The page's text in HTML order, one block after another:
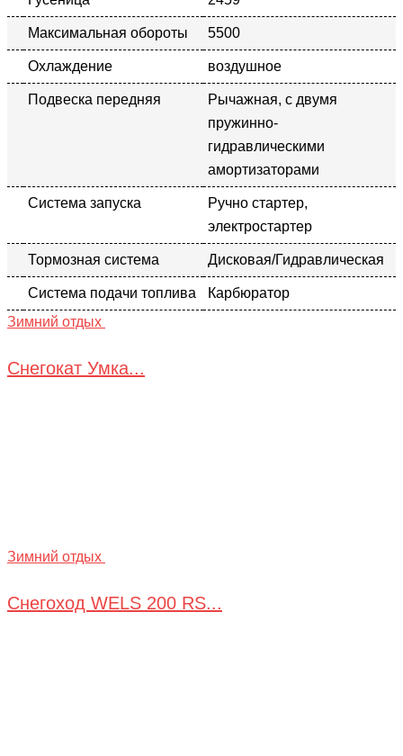
Максимальная обороты 5500
Охлаждение воздушное
Подвеска передняя
Рычажная, с двумя
пружинно-
гидравлическими
амортизаторами
Система запуска
Ручно стартер,
электростартер
Тормозная система Дисковая/Гидравлическая
Система подачи топлива
Карбюратор
Зимний отдых
Снегокат Умка...
Зимний отдых
Снегоход WELS 200 RS...